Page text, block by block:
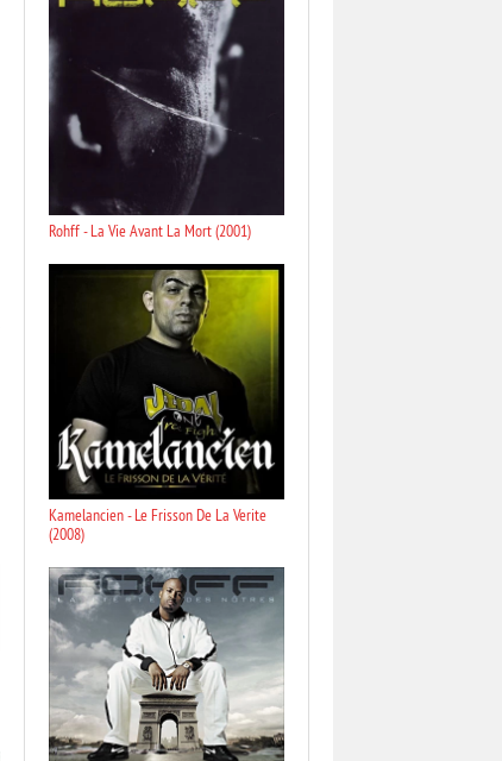
Rohff - La Vie Avant La Mort (2001)
Kamelancien - Le Frisson De La Verite
(2008)